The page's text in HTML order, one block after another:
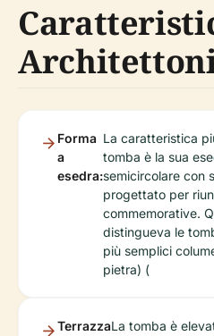
Forma
a
esedra:
La caratteristica
tomba è la sua
semicircolare con
progettato per
commemorative.
distingueva le
più semplici
pietra) (
TerrazzaLa tomba è